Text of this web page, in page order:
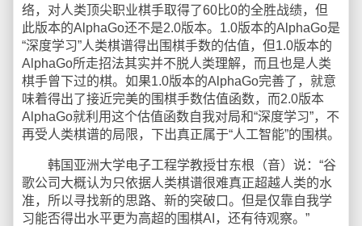
络，对人类顶尖职业棋手取得了60比0的全胜战绩，但
此版本的AlphaGo还不是2.0版本。1.0版本的AlphaGo是
“深度学习”人类棋谱得出围棋手数的估值，但1.0版本的
AlphaGo所走招法其实并不脱人类理解，而且也是人类
棋手曾下过的棋。如果1.0版本的AlphaGo完善了，就意
味着得出了接近完美的围棋手数估值函数，而2.0版本
AlphaGo就利用这个估值函数自我对局和“深度学习”，不
再受人类棋谱的局限，下出真正属于“人工智能”的围棋。
韩国亚洲大学电子工程学教授甘东根（音）说：“谷
歌公司大概认为只依据人类棋谱很难真正超越人类的水
准，所以寻找新的思路、新的突破口。但是仅靠自我学
习能否得出水平更为高超的围棋AI，还有待观察。”